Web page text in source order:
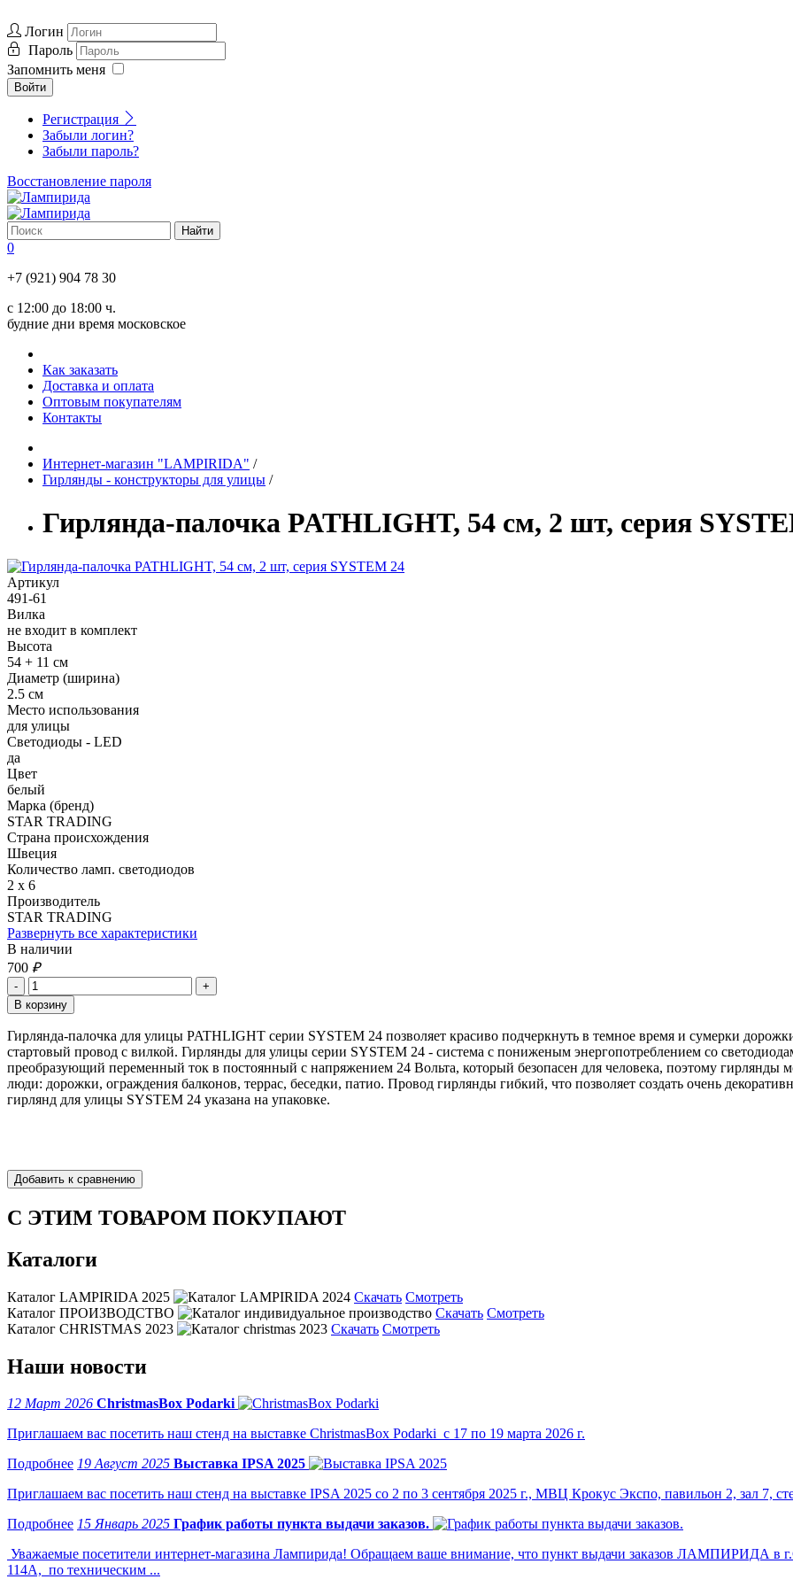
Логин
Пароль
Запомнить меня
Войти
Регистрация
Забыли логин?
Забыли пароль?
Восстановление пароля
0
+7 (921) 904 78 30
с 12:00 до 18:00 ч.
будние дни время московское
Как заказать
Доставка и оплата
Оптовым покупателям
Контакты
Интернет-магазин "LAMPIRIDA" /
Гирлянды - конструкторы для улицы /
Гирлянда-палочка PATHLIGHT, 54 см, 2 шт, серия
Артикул
491-61
Вилка
не входит в комплект
Высота
54 + 11 см
Диаметр (ширина)
2.5 см
Место использования
для улицы
Светодиоды - LED
да
Цвет
белый
Марка (бренд)
STAR TRADING
Страна происхождения
Швеция
Количество ламп. светодиодов
2 х 6
Производитель
STAR TRADING
Развернуть все характеристики
В наличии
700 ₽
Гирлянда-палочка для улицы PATHLIGHT серии SYSTEM 24 позволяет красиво подчеркнуть в темное время и сумерки
стартовый провод с вилкой. Гирлянды для улицы серии SYSTEM 24 - система с пониженым энергопотреблением со
преобразующий переменный ток в постоянный с напряжением 24 Вольта, который безопасен для человека, поэтому гирлянды
люди: дорожки, ограждения балконов, террас, беседки, патио. Провод гирлянды гибкий, что позволяет создать очень
гирлянд для улицы SYSTEM 24 указана на упаковке.
С ЭТИМ ТОВАРОМ ПОКУПАЮТ
Каталоги
Каталог LAMPIRIDA 2025 Скачать Смотреть
Каталог ПРОИЗВОДСТВО
Скачать Смотреть
Каталог CHRISTMAS 2023
Скачать Смотреть
Наши новости
12 Март 2026 ChristmasBox Podarki
Приглашаем вас посетить наш стенд на выставке ChristmasBox Podarki с 17 по 19 марта 2026 г.
19 Август 2025 Выставка IPSA 2025
Приглашаем вас посетить наш стенд на выставке IPSA 2025 со 2 по 3 сентября 2025 г., МВЦ Крокус Экспо, павильон 2, зал 7,
15 Январь 2025 График работы пункта выдачи заказов.
Уважаемые посетители интернет-магазина Лампирида! Обращаем ваше внимание, что пункт выдачи заказов ЛАМПИРИДА в
114А, по техническим ...